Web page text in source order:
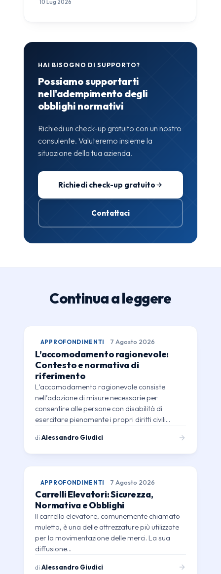
10 Lug 2026
HAI BISOGNO DI SUPPORTO?
Possiamo supportarti
nell'adempimento degli
obblighi normativi
Richiedi un check-up gratuito con un nostro
consulente. Valuteremo insieme la
situazione della tua azienda.
Richiedi check-up gratuito
Contattaci
Continua a leggere
APPROFONDIMENTI 7 Agosto 2026
L’accomodamento ragionevole:
Contesto e normativa di
riferimento
L’accomodamento ragionevole consiste
nell’adozione di misure necessarie per
consentire alle persone con disabilità di
esercitare pienamente i propri diritti civili…
diAlessandro Giudici
APPROFONDIMENTI 7 Agosto 2026
Carrelli Elevatori: Sicurezza,
Normativa e Obblighi
Il carrello elevatore, comunemente chiamato
muletto, è una delle attrezzature più utilizzate
per la movimentazione delle merci. La sua
diffusione…
diAlessandro Giudici